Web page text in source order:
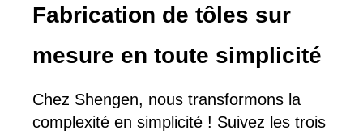
Fabrication de tôles sur
mesure en toute simplicité
Chez Shengen, nous transformons la
complexité en simplicité ! Suivez les trois